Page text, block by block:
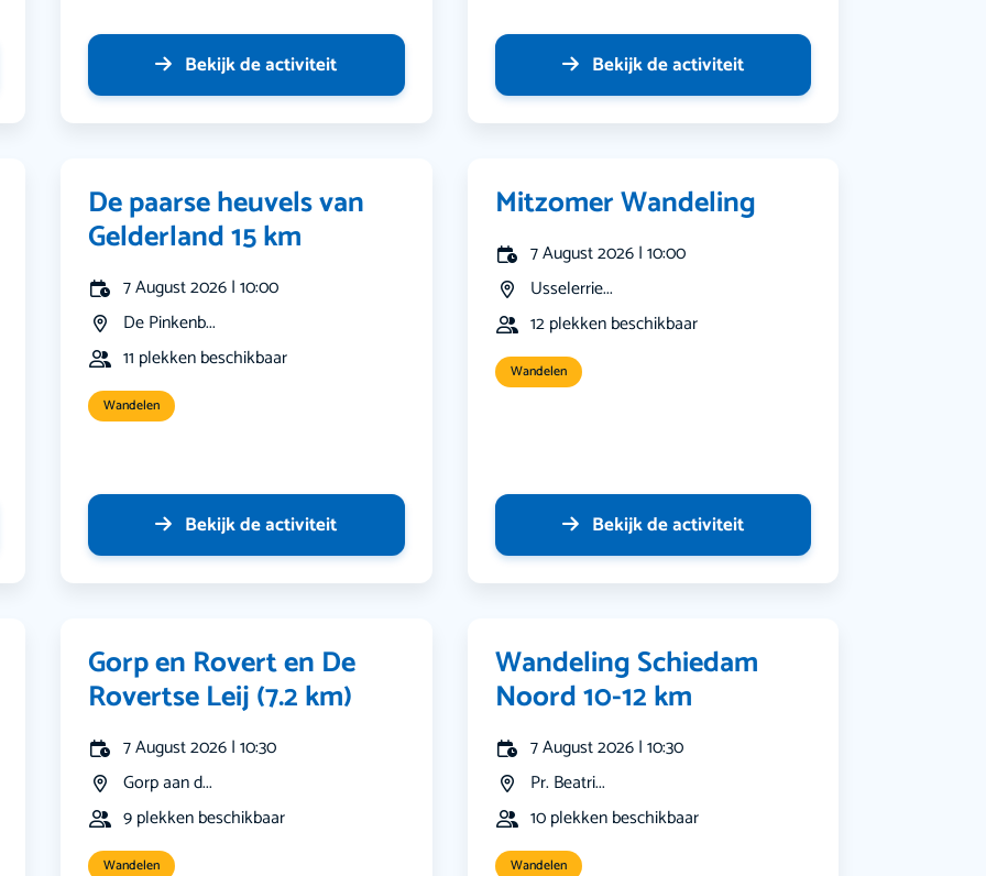
Bekijk de activiteit Bekijk de activiteit
De paarse heuvels van
Gelderland 15 km
7 August 2026 | 10:00
De Pinkenb...
11 plekken beschikbaar
Wandelen
Bekijk de activiteit
Mitzomer Wandeling
7 August 2026 | 10:00
Usselerrie...
12 plekken beschikbaar
Wandelen
Bekijk de activiteit
Gorp en Rovert en De
Rovertse Leij (7.2 km)
7 August 2026 | 10:30
Gorp aan d...
9 plekken beschikbaar
Wandelen
Wandeling Schiedam
Noord 10-12 km
7 August 2026 | 10:30
Pr. Beatri...
10 plekken beschikbaar
Wandelen